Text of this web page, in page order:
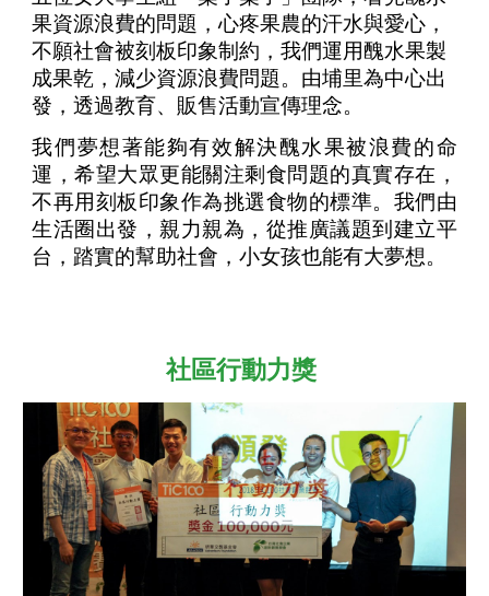
果資源浪費的問題，心疼果農的汗水與愛心，
不願社會被刻板印象制約，我們運用醜水果製
成果乾，減少資源浪費問題。由埔里為中心出
發，透過教育、販售活動宣傳理念。
我們夢想著能夠有效解決醜水果被浪費的命
運，希望大眾更能關注剩食問題的真實存在，
不再用刻板印象作為挑選食物的標準。我們由
生活圈出發，親力親為，從推廣議題到建立平
台，踏實的幫助社會，小女孩也能有大夢想。
社區行動力獎